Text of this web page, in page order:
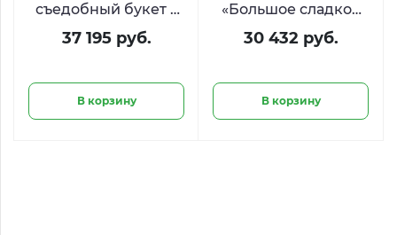
съедобный букет с
закусками «Римские
каникулы»
37 195 руб.
В корзину
«Большое сладкое
сердце» из Raffaello
и Ferrero
30 432 руб.
В корзину